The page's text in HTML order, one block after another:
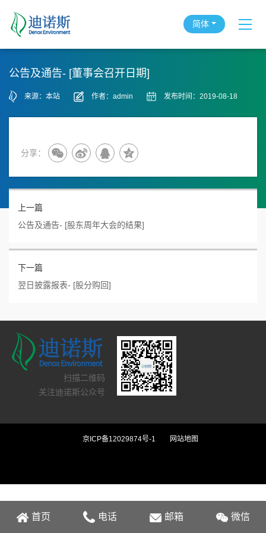
简体
公告及通告- [董事会召开日期]
来源：本站 作者：admin 发布时间：2019-08-18
分享：
上一篇
公告及通告- [股东周年大会的结果]
下一篇
翌日披露报表- [股分购回]
扫描二维码
关注迪诺斯公众号
京ICP备12029874号-1 网站地图
首页 电话 邮箱 微信